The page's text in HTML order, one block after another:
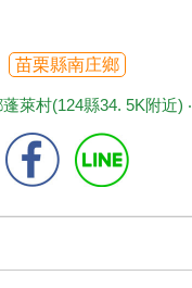
苗栗縣南庄鄉
萊村(124縣34. 5K附近) ‧